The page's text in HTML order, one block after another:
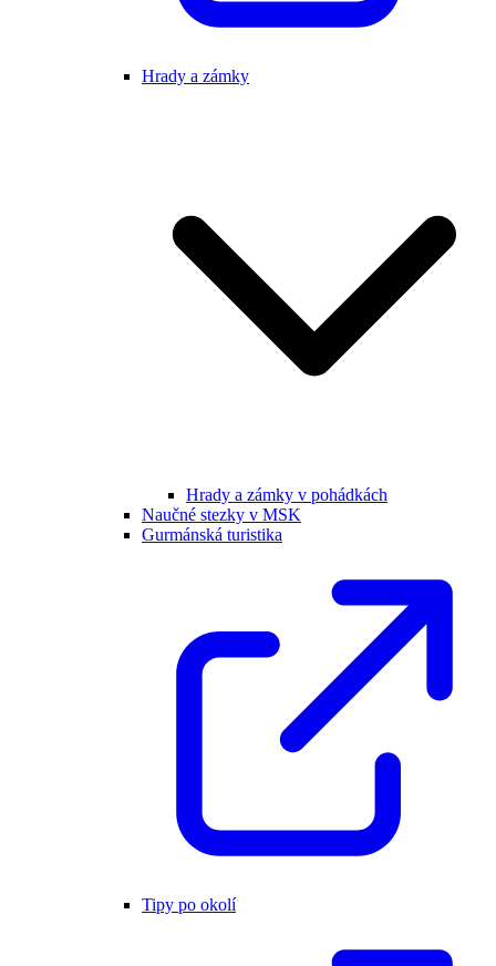
Hrady a zámky
Hrady a zámky v pohádkách
Naučné stezky v MSK
Gurmánská turistika
Tipy po okolí